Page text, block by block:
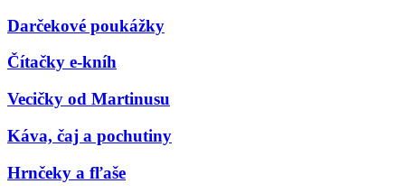
Darčekové poukážky
Čítačky e-kníh
Vecičky od Martinusu
Káva, čaj a pochutiny
Hrnčeky a fľaše